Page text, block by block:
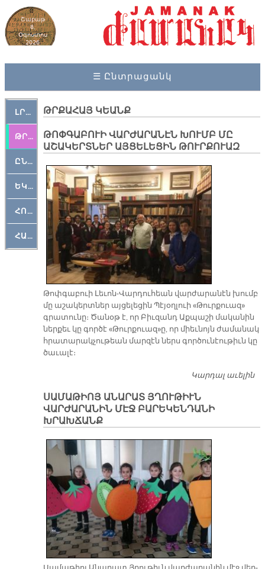
Շաբաթ
8,
Օգոստոս
2026
☰ Ընտրացանկ
ԼՐԱՀՈՍ
ԹՐՔԱՀԱՅ ԿԵԱՆՔ
ԸՆԿԵՐԱՄՇԱԿՈՒԹԱՅԻՆ
ԵԿԵՂԵՑԱԿԱՆ
ՀՈԳԵՄՏԱՒՈՐ
ՀԱՐԹԱԿ
ԹՐՔԱՀԱՅ ԿԵԱՆՔ
ԹՈՓԳԱԲՈՒԻ ՎԱՐԺԱՐԱՆԷՆ ԽՈՒՄԲ ՄԸ
ԱՇԱԿԵՐՏՆԵՐ ԱՅՑԵԼԵՑԻՆ ԹՈՒՐՔՈՒԱԶ
Թոփ­գա­բուի Լե­ւոն-Վար­դու­հեան վար­ժա­րա­նէն խումբ
մը ա­շա­կերտ­ներ այ­ցե­լե­ցին Պէ­յօղ­լուի «Թուր­քուազ»
գրա­տու­նը։ Ծա­նօթ է, որ Բիւ­զանդ Աք­պա­շի մա­կա­նին
ներ­քեւ կը գոր­ծէ «Թուր­քուազ»ը, որ միեւ­նոյն ժա­մա­նակ
հրա­տա­րակ­չու­թեան մար­զէն ներս գոր­ծու­նէու­թիւն կը
ծա­ւա­լէ։
Կարդալ աւելին
ՍԱՄԱԹԻՈՅ ԱՆԱՐԱՏ ՅՂՈՒԹԻՒՆ
ՎԱՐԺԱՐԱՆԻՆ ՄԷՋ ԲԱՐԵԿԵՆԴԱՆԻ
ԽՐԱԽՃԱՆՔ